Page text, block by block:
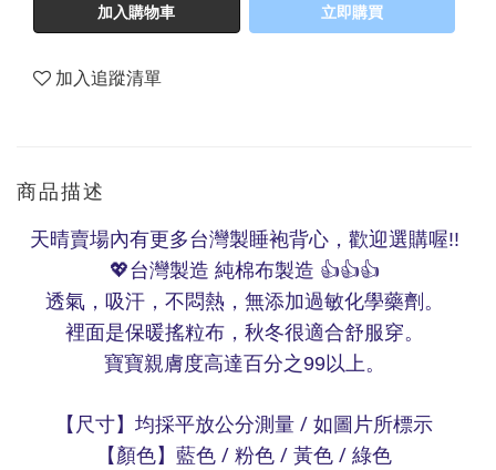
加入購物車 立即購買
加入追蹤清單
商品描述
天晴賣場內有更多台灣製睡袍背心，歡迎選購喔!!
💖台灣製造 純棉布製造 👍👍👍
透氣，吸汗，不悶熱，無添加過敏化學藥劑。
裡面是保暖搖粒布，秋冬很適合舒服穿。
寶寶親膚度高達百分之99以上。
【尺寸】均採平放公分測量 / 如圖片所標示
【顏色】藍色 / 粉色 / 黃色 / 綠色